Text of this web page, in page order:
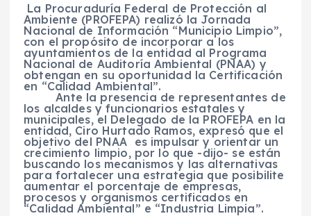
La Procuraduría Federal de Protección al
Ambiente (PROFEPA) realizó la Jornada
Nacional de Información “Municipio Limpio”,
con el propósito de incorporar a los
ayuntamientos de la entidad al Programa
Nacional de Auditoría Ambiental (PNAA) y
obtengan en su oportunidad la Certificación
en “Calidad Ambiental”.
Ante la presencia de representantes de
los alcaldes y funcionarios estatales y
municipales, el Delegado de la PROFEPA en la
entidad, Ciro Hurtado Ramos, expresó que el
objetivo del PNAA es impulsar y orientar un
crecimiento limpio, por lo que -dijo- se están
buscando los mecanismos y las alternativas
para fortalecer una estrategia que posibilite
aumentar el porcentaje de empresas,
procesos y organismos certificados en
“Calidad Ambiental” e “Industria Limpia”.